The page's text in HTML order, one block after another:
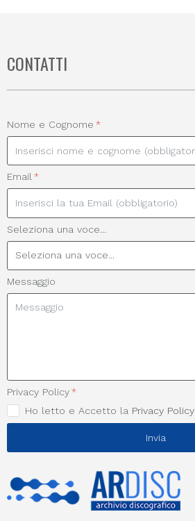
CONTATTI
Nome e Cognome
Email
Seleziona una voce...
Messaggio
Privacy Policy
Ho letto e Accetto la Privacy Policy
Invia